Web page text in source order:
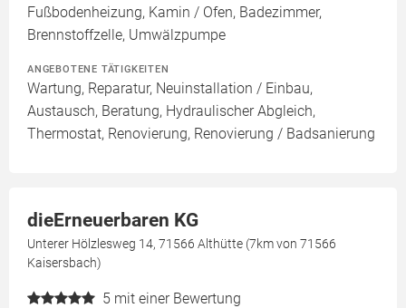
Fußbodenheizung, Kamin / Ofen, Badezimmer,
Brennstoffzelle, Umwälzpumpe
ANGEBOTENE TÄTIGKEITEN
Wartung, Reparatur, Neuinstallation / Einbau,
Austausch, Beratung, Hydraulischer Abgleich,
Thermostat, Renovierung, Renovierung / Badsanierung
dieErneuerbaren KG
Unterer Hölzlesweg 14, 71566 Althütte (7km von 71566
Kaisersbach)
5 mit einer Bewertung